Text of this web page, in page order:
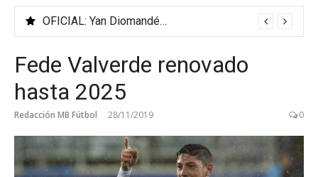
OFICIAL: Yan Diomandé ficha hasta 2033
Fede Valverde renovado
hasta 2025
Redacción MB Fútbol 28/11/2019 0